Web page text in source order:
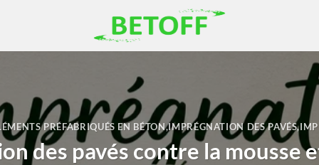
PRÉFABRIQUÉS EN BÉTON,IMPRÉGNATION DES PAVÉS,
des pavés contre la mousse